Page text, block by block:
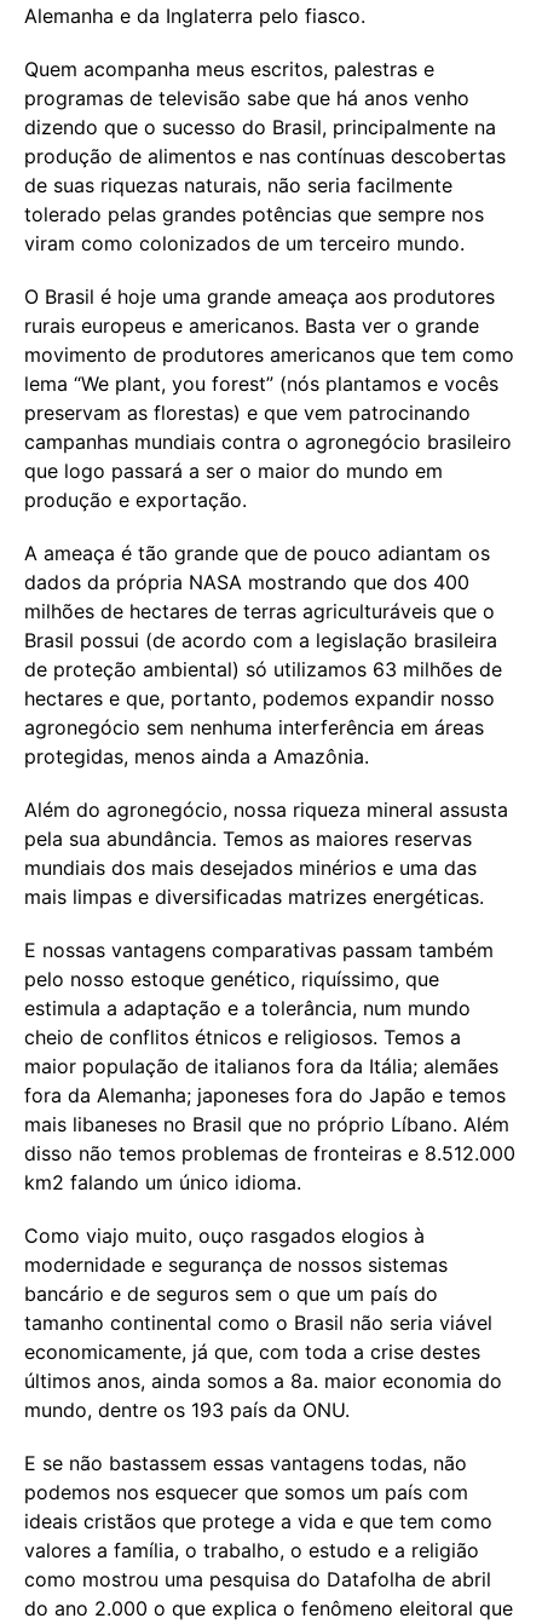
Alemanha e da Inglaterra pelo fiasco.
Quem acompanha meus escritos, palestras e
programas de televisão sabe que há anos venho
dizendo que o sucesso do Brasil, principalmente na
produção de alimentos e nas contínuas descobertas
de suas riquezas naturais, não seria facilmente
tolerado pelas grandes potências que sempre nos
viram como colonizados de um terceiro mundo.
O Brasil é hoje uma grande ameaça aos produtores
rurais europeus e americanos. Basta ver o grande
movimento de produtores americanos que tem como
lema “We plant, you forest” (nós plantamos e vocês
preservam as florestas) e que vem patrocinando
campanhas mundiais contra o agronegócio brasileiro
que logo passará a ser o maior do mundo em
produção e exportação.
A ameaça é tão grande que de pouco adiantam os
dados da própria NASA mostrando que dos 400
milhões de hectares de terras agriculturáveis que o
Brasil possui (de acordo com a legislação brasileira
de proteção ambiental) só utilizamos 63 milhões de
hectares e que, portanto, podemos expandir nosso
agronegócio sem nenhuma interferência em áreas
protegidas, menos ainda a Amazônia.
Além do agronegócio, nossa riqueza mineral assusta
pela sua abundância. Temos as maiores reservas
mundiais dos mais desejados minérios e uma das
mais limpas e diversificadas matrizes energéticas.
E nossas vantagens comparativas passam também
pelo nosso estoque genético, riquíssimo, que
estimula a adaptação e a tolerância, num mundo
cheio de conflitos étnicos e religiosos. Temos a
maior população de italianos fora da Itália; alemães
fora da Alemanha; japoneses fora do Japão e temos
mais libaneses no Brasil que no próprio Líbano. Além
disso não temos problemas de fronteiras e 8.512.000
km2 falando um único idioma.
Como viajo muito, ouço rasgados elogios à
modernidade e segurança de nossos sistemas
bancário e de seguros sem o que um país do
tamanho continental como o Brasil não seria viável
economicamente, já que, com toda a crise destes
últimos anos, ainda somos a 8a. maior economia do
mundo, dentre os 193 país da ONU.
E se não bastassem essas vantagens todas, não
podemos nos esquecer que somos um país com
ideais cristãos que protege a vida e que tem como
valores a família, o trabalho, o estudo e a religião
como mostrou uma pesquisa do Datafolha de abril
do ano 2.000 o que explica o fenômeno eleitoral que